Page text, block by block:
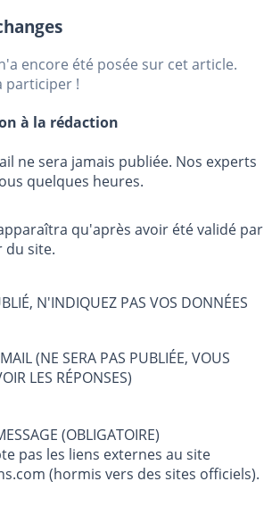
encore été posée sur cet article.
participer !
à la rédaction
ne sera jamais publiée. Nos experts
quelques heures.
qu'après avoir été validé par
du site.
N'INDIQUEZ PAS VOS DONNÉES
(NE SERA PAS PUBLIÉE, VOUS
LES RÉPONSES)
TEXTE DE VOTRE MESSAGE (OBLIGATOIRE)
pas les liens externes au site
(hormis vers des sites officiels).